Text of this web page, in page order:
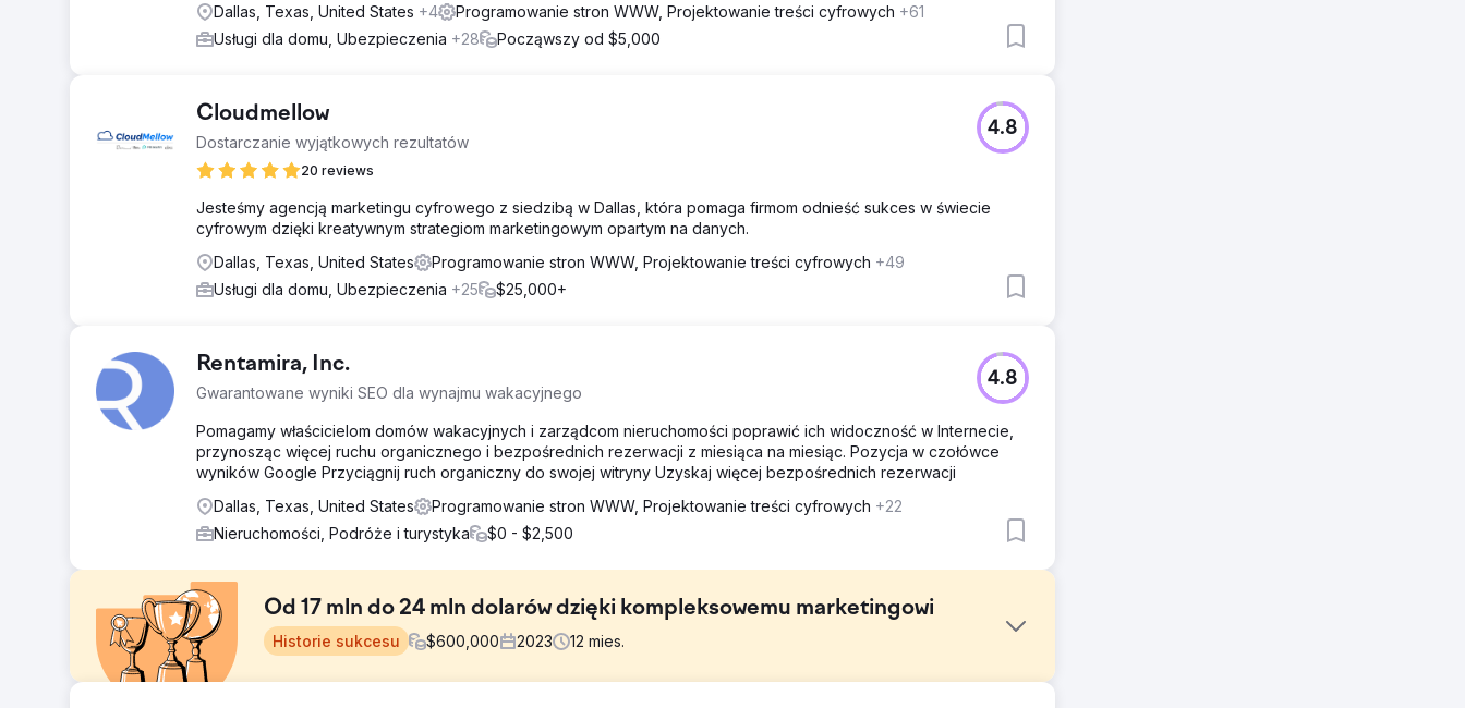
Dallas, Texas, United States +4 Programowanie stron WWW, Projektowanie treści cyfrowych +61
Usługi dla domu, Ubezpieczenia +28 Począwszy od $5,000
Cloudmellow
Dostarczanie wyjątkowych rezultatów
20 reviews
4.8
Jesteśmy agencją marketingu cyfrowego z siedzibą w Dallas, która pomaga firmom odnieść sukces w świecie
cyfrowym dzięki kreatywnym strategiom marketingowym opartym na danych.
Dallas, Texas, United States
Programowanie stron WWW, Projektowanie treści cyfrowych +49
Usługi dla domu, Ubezpieczenia +25 $25,000+
Rentamira, Inc.
Gwarantowane wyniki SEO dla wynajmu wakacyjnego
4.8
Pomagamy właścicielom domów wakacyjnych i zarządcom nieruchomości poprawić ich widoczność w Internecie,
przynosząc więcej ruchu organicznego i bezpośrednich rezerwacji z miesiąca na miesiąc. Pozycja w czołówce
wyników Google Przyciągnij ruch organiczny do swojej witryny Uzyskaj więcej bezpośrednich rezerwacji
Dallas, Texas, United States
Programowanie stron WWW, Projektowanie treści cyfrowych +22
Nieruchomości, Podróże i turystyka
$0 - $2,500
Od 17 mln do 24 mln dolarów dzięki kompleksowemu marketingowi
Historie sukcesu $600,000 2023 12 mies.